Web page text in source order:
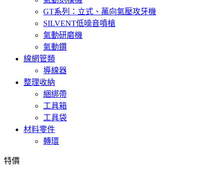
GT系列：立式、萬向氣壓攻牙機
SILVENT低噪音噴槍
氣動研磨機
氣動鑽
線網管類
導線器
整理收納
綑綁帶
工具箱
工具袋
材料零件
轉環
特價